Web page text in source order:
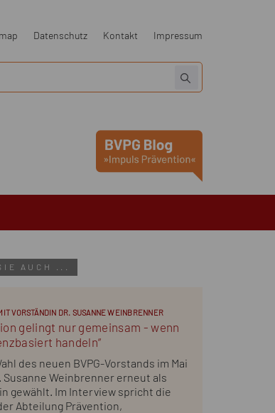
Datenschutz Kontakt Impressum
AUCH ...
VORSTÄNDIN DR. SUSANNE WEINBRENNER
gelingt nur gemeinsam - wenn
handeln“
des neuen BVPG-Vorstands im Mai
Susanne Weinbrenner erneut als
gewählt. Im Interview spricht die
Abteilung Prävention,